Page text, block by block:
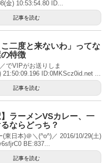
金) 10:53:54.80 ID...
記事を読む
こ二度と来ないわ」ってな
特徴
でVIPがお送りしま
21:50:09.196 ID:0MKScz0id.net ...
記事を読む
】ラーメンVSカレー、一
ならどっち？
(東日本)＠＼(^o^)／ 2016/10/29(土)
BE:837...
記事を読む